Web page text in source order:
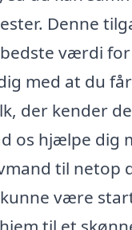
Denne
værdi
med at du
der kender
os hjælpe dig
til netop
være